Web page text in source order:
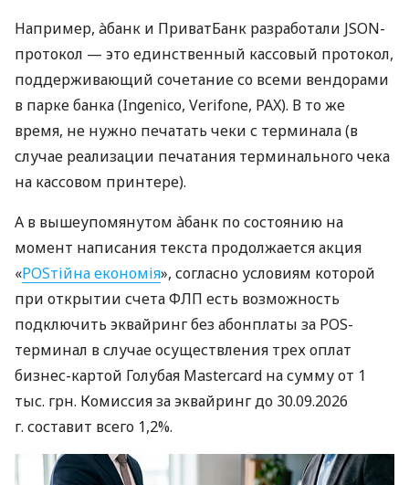
Например, àбанк и ПриватБанк разработали JSON-
протокол — это единственный кассовый протокол,
поддерживающий сочетание со всеми вендорами
в парке банка (Ingenico, Verifone, PAX). В то же
время, не нужно печатать чеки с терминала (в
случае реализации печатания терминального чека
на кассовом принтере).
А в вышеупомянутом àбанк по состоянию на
момент написания текста продолжается акция
«POSтійна економія», согласно условиям которой
при открытии счета ФЛП есть возможность
подключить эквайринг без абонплаты за POS-
терминал в случае осуществления трех оплат
бизнес-картой Голубая Mastercard на сумму от 1
тыс. грн. Комиссия за эквайринг до 30.09.2026
г. составит всего 1,2%.